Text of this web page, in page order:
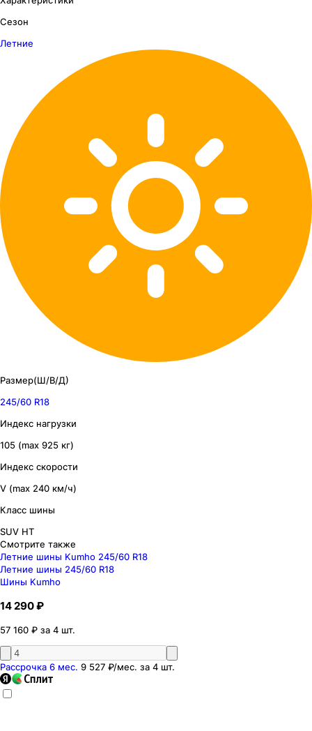
Сезон
Летние
Размер(Ш/В/Д)
245/60 R18
Индекс нагрузки
105 (max 925 кг)
Индекс скорости
V (max 240 км/ч)
Класс шины
SUV HT
Смотрите также
Летние шины Kumho 245/60 R18
Летние шины 245/60 R18
Шины Kumho
14 290 ₽
57 160 ₽ за 4 шт.
Рассрочка 6 мес. 9 527 ₽/мес. за 4 шт.